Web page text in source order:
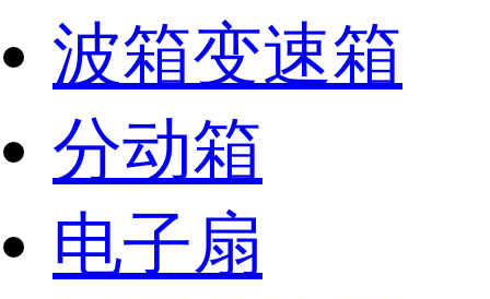
波箱变速箱
分动箱
电子扇